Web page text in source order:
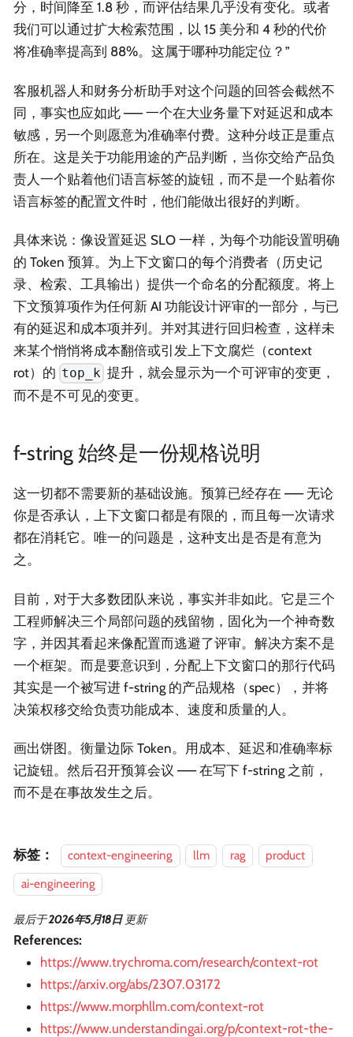
分，时间降至 1.8 秒，而评估结果几乎没有变化。或者
我们可以通过扩大检索范围，以 15 美分和 4 秒的代价
将准确率提高到 88%。这属于哪种功能定位？”
客服机器人和财务分析助手对这个问题的回答会截然不
同，事实也应如此 —— 一个在大业务量下对延迟和成本
敏感，另一个则愿意为准确率付费。这种分歧正是重点
所在。这是关于功能用途的产品判断，当你交给产品负
责人一个贴着他们语言标签的旋钮，而不是一个贴着你
语言标签的配置文件时，他们能做出很好的判断。
具体来说：像设置延迟 SLO 一样，为每个功能设置明确
的 Token 预算。为上下文窗口的每个消费者（历史记
录、检索、工具输出）提供一个命名的分配额度。将上
下文预算项作为任何新 AI 功能设计评审的一部分，与已
有的延迟和成本项并列。并对其进行回归检查，这样未
来某个悄悄将成本翻倍或引发上下文腐烂（context
rot）的 top_k 提升，就会显示为一个可评审的变更，
而不是不可见的变更。
f-string 始终是一份规格说明
这一切都不需要新的基础设施。预算已经存在 —— 无论
你是否承认，上下文窗口都是有限的，而且每一次请求
都在消耗它。唯一的问题是，这种支出是否是有意为
之。
目前，对于大多数团队来说，事实并非如此。它是三个
工程师解决三个局部问题的残留物，固化为一个神奇数
字，并因其看起来像配置而逃避了评审。解决方案不是
一个框架。而是要意识到，分配上下文窗口的那行代码
其实是一个被写进 f-string 的产品规格（spec），并将
决策权移交给负责功能成本、速度和质量的人。
画出饼图。衡量边际 Token。用成本、延迟和准确率标
记旋钮。然后召开预算会议 —— 在写下 f-string 之前，
而不是在事故发生之后。
标签： context-engineering llm rag
product
ai-engineering
最后于2026年5月18日 更新
References:
https://www.trychroma.com/research/context-rot
https://arxiv.org/abs/2307.03172
https://www.morphllm.com/context-rot
https://www.understandingai.org/p/context-rot-the-